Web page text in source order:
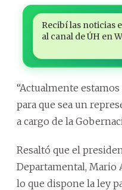
Recibí las noticias
al canal de ÚH en
“Actualmente
para que sea un
a cargo de la
Resaltó que el
Departamental, Mario
lo que dispone la ley